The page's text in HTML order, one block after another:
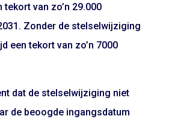
van zo’n 29.000
Zonder de stelselwijziging
een tekort van zo’n 7000
dat de stelselwijziging niet
de beoogde ingangsdatum